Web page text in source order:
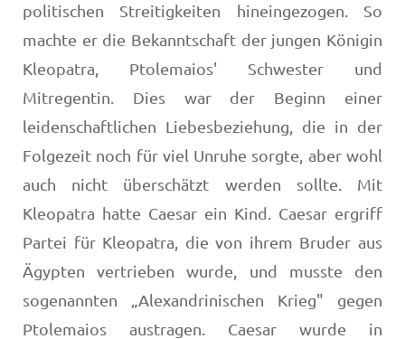
politischen Streitigkeiten hineingezogen. So
machte er die Bekanntschaft der jungen Königin
Kleopatra, Ptolemaios' Schwester und
Mitregentin. Dies war der Beginn einer
leidenschaftlichen Liebesbeziehung, die in der
Folgezeit noch für viel Unruhe sorgte, aber wohl
auch nicht überschätzt werden sollte. Mit
Kleopatra hatte Caesar ein Kind. Caesar ergriff
Partei für Kleopatra, die von ihrem Bruder aus
Ägypten vertrieben wurde, und musste den
sogenannten „Alexandrinischen Krieg" gegen
Ptolemaios austragen. Caesar wurde in